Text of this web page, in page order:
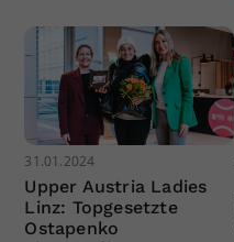
31.01.2024
Upper Austria Ladies
Linz: Topgesetzte
Ostapenko